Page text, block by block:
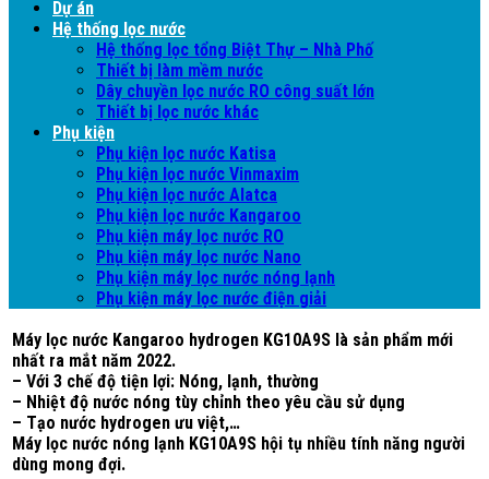
Dự án
Hệ thống lọc nước
Hệ thống lọc tổng Biệt Thự – Nhà Phố
Thiết bị làm mềm nước
Dây chuyền lọc nước RO công suất lớn
Thiết bị lọc nước khác
Phụ kiện
Phụ kiện lọc nước Katisa
Phụ kiện lọc nước Vinmaxim
Phụ kiện lọc nước Alatca
Phụ kiện lọc nước Kangaroo
Phụ kiện máy lọc nước RO
Phụ kiện máy lọc nước Nano
Phụ kiện máy lọc nước nóng lạnh
Phụ kiện máy lọc nước điện giải
Máy lọc nước Kangaroo hydrogen KG10A9S là sản phẩm mới
nhất ra mắt năm 2022.
– Với 3 chế độ tiện lợi: Nóng, lạnh, thường
– Nhiệt độ nước nóng tùy chỉnh theo yêu cầu sử dụng
– Tạo nước hydrogen ưu việt,…
Máy lọc nước nóng lạnh KG10A9S hội tụ nhiều tính năng người
dùng mong đợi.